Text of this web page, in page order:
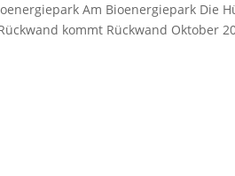
Am Bioenergiepark Die
kommt Rückwand Oktober